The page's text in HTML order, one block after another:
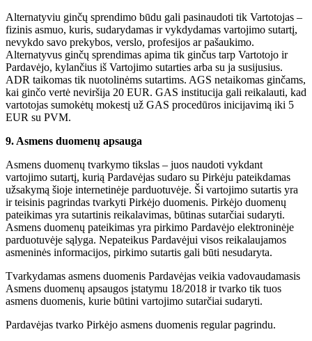
Alternatyviu ginčų sprendimo būdu gali pasinaudoti tik Vartotojas –
fizinis asmuo, kuris, sudarydamas ir vykdydamas vartojimo sutartį,
nevykdo savo prekybos, verslo, profesijos ar pašaukimo.
Alternatyvus ginčų sprendimas apima tik ginčus tarp Vartotojo ir
Pardavėjo, kylančius iš Vartojimo sutarties arba su ja susijusius.
ADR taikomas tik nuotolinėms sutartims. AGS netaikomas ginčams,
kai ginčo vertė neviršija 20 EUR. GAS institucija gali reikalauti, kad
vartotojas sumokėtų mokestį už GAS procedūros inicijavimą iki 5
EUR su PVM.
9. Asmens duomenų apsauga
Asmens duomenų tvarkymo tikslas – juos naudoti vykdant
vartojimo sutartį, kurią Pardavėjas sudaro su Pirkėju pateikdamas
užsakymą šioje internetinėje parduotuvėje. Ši vartojimo sutartis yra
ir teisinis pagrindas tvarkyti Pirkėjo duomenis. Pirkėjo duomenų
pateikimas yra sutartinis reikalavimas, būtinas sutarčiai sudaryti.
Asmens duomenų pateikimas yra pirkimo Pardavėjo elektroninėje
parduotuvėje sąlyga. Nepateikus Pardavėjui visos reikalaujamos
asmeninės informacijos, pirkimo sutartis gali būti nesudaryta.
Tvarkydamas asmens duomenis Pardavėjas veikia vadovaudamasis
Asmens duomenų apsaugos įstatymu 18/2018 ir tvarko tik tuos
asmens duomenis, kurie būtini vartojimo sutarčiai sudaryti.
Pardavėjas tvarko Pirkėjo asmens duomenis regular pagrindu.